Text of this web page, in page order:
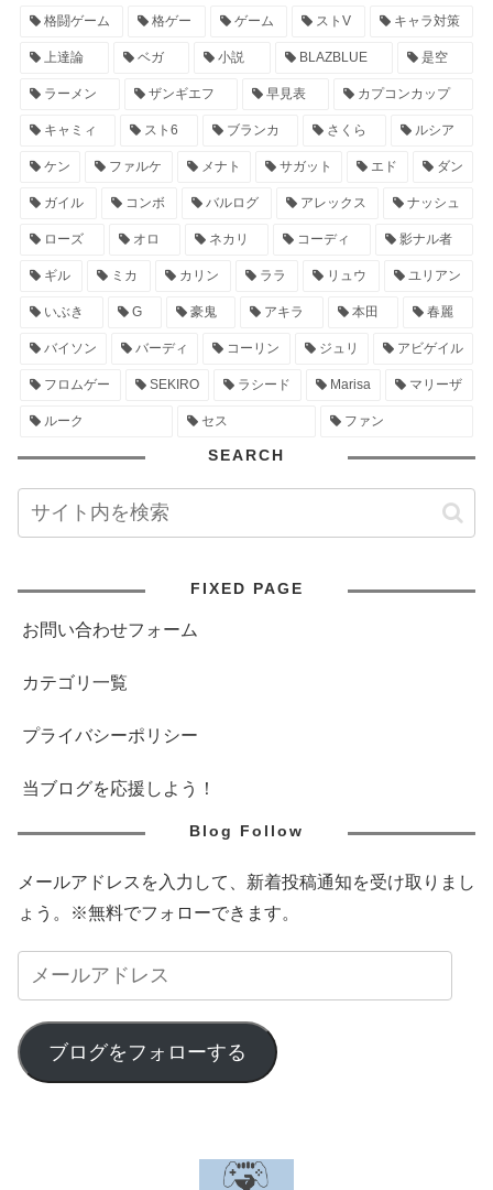
格闘ゲーム 格ゲー ゲーム ストV キャラ対策
上達論 ベガ 小説 BLAZBLUE 是空
ラーメン ザンギエフ 早見表 カプコンカップ
キャミィ スト6 ブランカ さくら ルシア
ケン ファルケ メナト サガット エド ダン
ガイル コンボ バルログ アレックス ナッシュ
ローズ オロ ネカリ コーディ 影ナル者
ギル ミカ カリン ララ リュウ ユリアン
いぶき G 豪鬼 アキラ 本田 春麗
バイソン バーディ コーリン ジュリ アビゲイル
フロムゲー SEKIRO ラシード Marisa マリーザ
ルーク セス ファン
SEARCH
FIXED PAGE
お問い合わせフォーム
カテゴリ一覧
プライバシーポリシー
当ブログを応援しよう！
Blog Follow
メールアドレスを入力して、新着投稿通知を受け取りまし
ょう。※無料でフォローできます。
ブログをフォローする